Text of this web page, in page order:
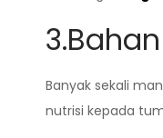
Banyak sekali
nutrisi kepada